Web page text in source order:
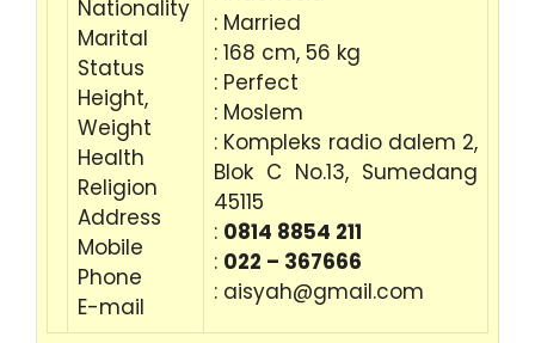
Nationality
Marital
Status
Height,
Weight
Health
Religion
Address
Mobile
Phone
E-mail
: Married
: 168 cm, 56 kg
: Perfect
: Moslem
: Kompleks radio dalem 2,
Blok C No.13, Sumedang
45115
: 0814 8854 211
: 022 – 367666
: aisyah@gmail.com